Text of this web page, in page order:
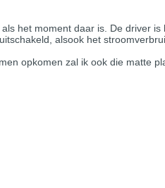
het moment daar is. De driver
alsook het
opkomen zal ik ook die matte